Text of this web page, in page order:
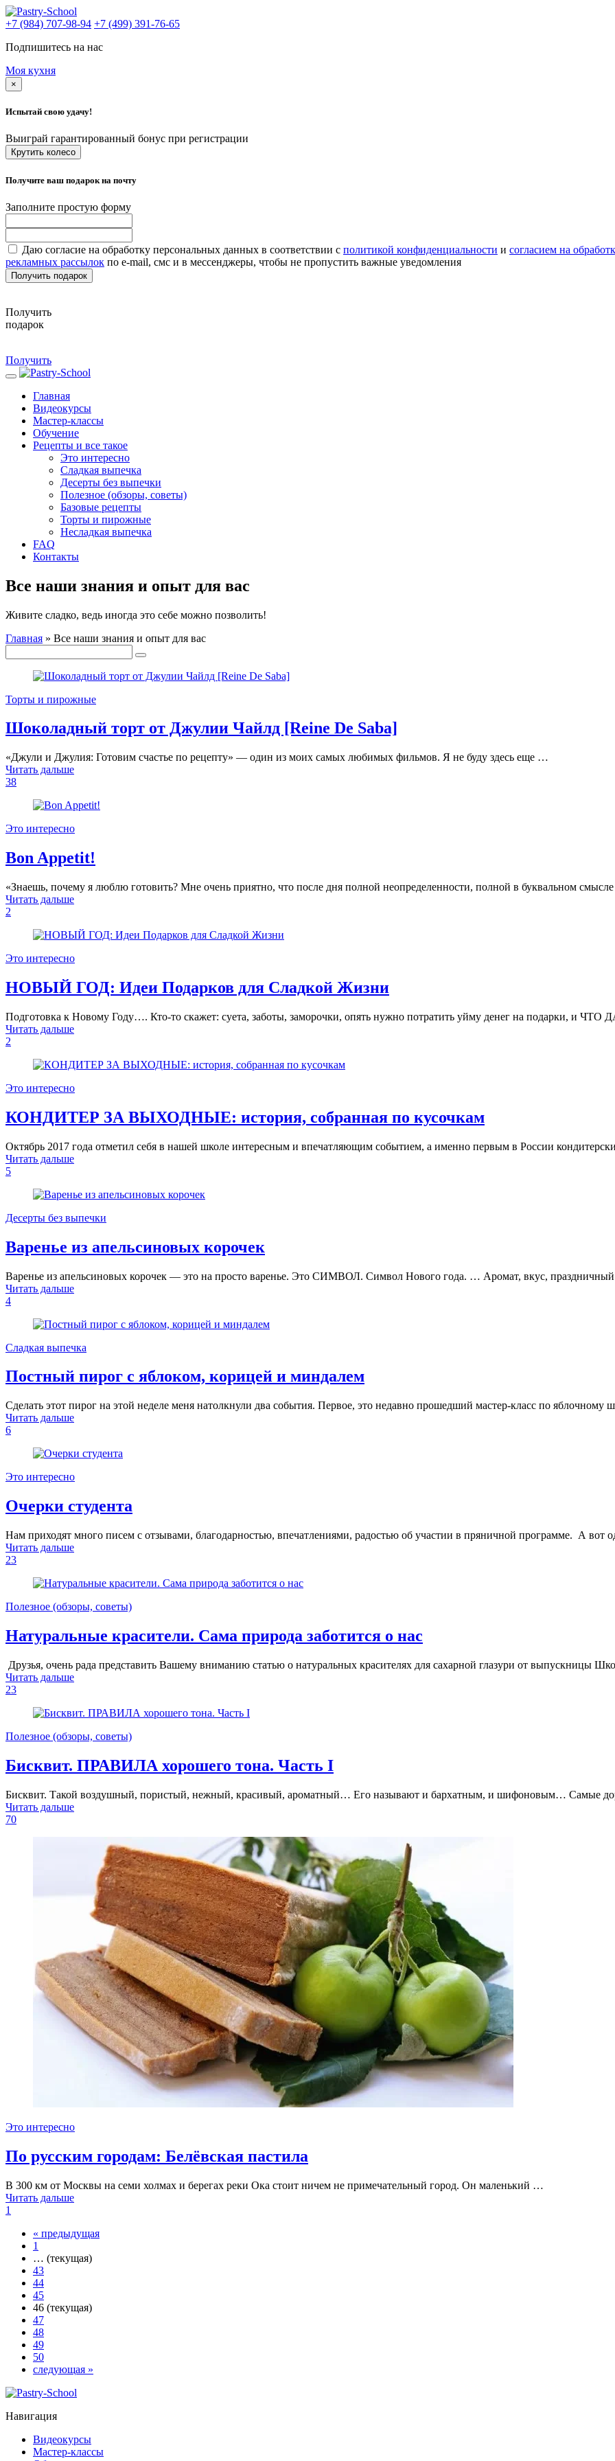
+7 (984) 707-98-94 +7 (499) 391-76-65
Подпишитесь на нас
Моя кухня
×
Испытай свою удачу!
Выиграй гарантированный бонус при регистрации
Крутить колесо
Получите ваш подарок на почту
Заполните простую форму
Даю согласие на обработку персональных данных в соответствии с политикой конфиденциальности и согласием на
рекламных рассылок по e-mail, смс и в мессенджеры, чтобы не пропустить важные уведомления
Получить подарок
Получить
подарок
Получить
Главная
Видеокурсы
Мастер-классы
Обучение
Рецепты и все такое
Это интересно
Сладкая выпечка
Десерты без выпечки
Полезное (обзоры, советы)
Базовые рецепты
Торты и пирожные
Несладкая выпечка
FAQ
Контакты
Все наши знания и опыт для вас
Живите сладко, ведь иногда это себе можно позволить!
Главная » Все наши знания и опыт для вас
Торты и пирожные
Шоколадный торт от Джулии Чайлд [Reine De Saba]
«Джули и Джулия: Готовим счастье по рецепту» — один из моих самых любимых фильмов. Я не буду здесь еще …
Читать дальше
38
Это интересно
Bon Appetit!
«Знаешь, почему я люблю готовить? Мне очень приятно, что после дня полной неопределенности, полной в буквальном
Читать дальше
2
Это интересно
НОВЫЙ ГОД: Идеи Подарков для Сладкой Жизни
Подготовка к Новому Году…. Кто-то скажет: суета, заботы, заморочки, опять нужно потратить уйму денег на подарки, и
Читать дальше
2
Это интересно
КОНДИТЕР ЗА ВЫХОДНЫЕ: история, собранная по кусочкам
Октябрь 2017 года отметил себя в нашей школе интересным и впечатляющим событием, а именно первым в России
Читать дальше
5
Десерты без выпечки
Варенье из апельсиновых корочек
Варенье из апельсиновых корочек — это на просто варенье. Это СИМВОЛ. Символ Нового года. … Аромат, вкус,
Читать дальше
4
Сладкая выпечка
Постный пирог с яблоком, корицей и миндалем
Сделать этот пирог на этой неделе меня натолкнули два события. Первое, это недавно прошедший мастер-класс по яблочному
Читать дальше
6
Это интересно
Очерки студента
Нам приходят много писем с отзывами, благодарностью, впечатлениями, радостью об участии в пряничной программе. А вот
Читать дальше
23
Полезное (обзоры, советы)
Натуральные красители. Сама природа заботится о нас
Друзья, очень рада представить Вашему вниманию статью о натуральных красителях для сахарной глазури от выпускницы
Читать дальше
23
Полезное (обзоры, советы)
Бисквит. ПРАВИЛА хорошего тона. Часть I
Бисквит. Такой воздушный, пористый, нежный, красивый, ароматный… Его называют и бархатным, и шифоновым… Самые
Читать дальше
70
Это интересно
По русским городам: Белёвская пастила
В 300 км от Москвы на семи холмах и берегах реки Ока стоит ничем не примечательный город. Он маленький …
Читать дальше
1
« предыдущая
1
… (текущая)
43
44
45
46 (текущая)
47
48
49
50
следующая »
Навигация
Видеокурсы
Мастер-классы